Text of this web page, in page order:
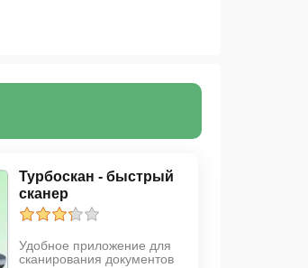
Турбоскан - быстрый
сканер
Удобное приложение для
сканирования документов